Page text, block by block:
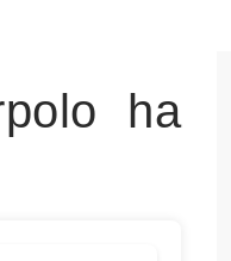
ha